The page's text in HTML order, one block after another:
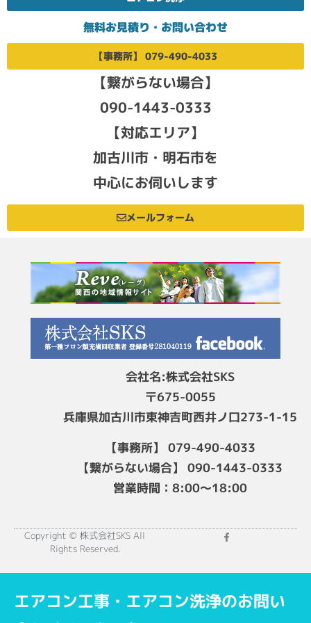
無料お見積り・お問い合わせ
【事務所】 079-490-4033
【繋がらない場合】
090-1443-0333
【対応エリア】
加古川市・明石市を
中心にお伺いします
メールフォーム
会社名:株式会社SKS
〒675-0055
兵庫県加古川市東神吉町西井ノ口273-1-15
【事務所】 079-490-4033
【繋がらない場合】 090-1443-0333
営業時間：8:00～18:00
Copyright © 株式会社SKS All
Rights Reserved.
エアコン工事・エアコン洗浄のお問い